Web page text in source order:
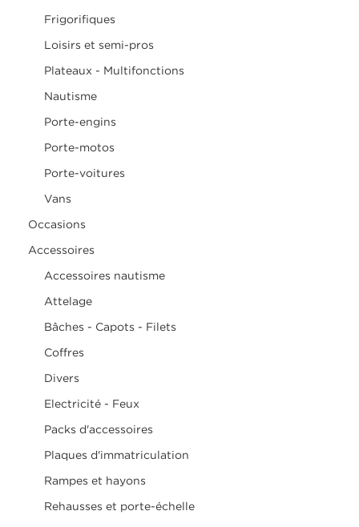
Frigorifiques
Loisirs et semi-pros
Plateaux - Multifonctions
Nautisme
Porte-engins
Porte-motos
Porte-voitures
Vans
Occasions
Accessoires
Accessoires nautisme
Attelage
Bâches - Capots - Filets
Coffres
Divers
Electricité - Feux
Packs d'accessoires
Plaques d'immatriculation
Rampes et hayons
Rehausses et porte-échelle